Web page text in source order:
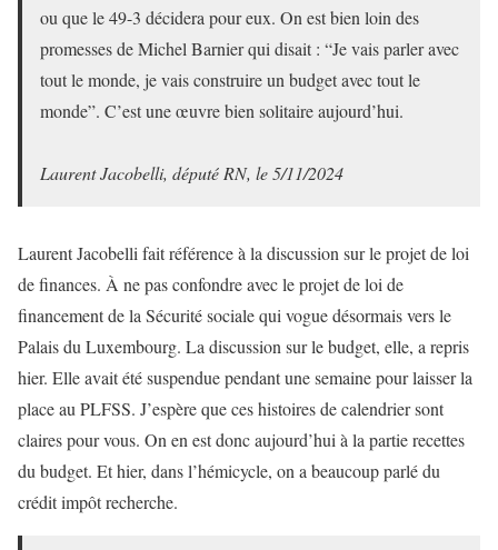
ou que le 49-3 décidera pour eux. On est bien loin des
promesses de Michel Barnier qui disait : “Je vais parler avec
tout le monde, je vais construire un budget avec tout le
monde”. C’est une œuvre bien solitaire aujourd’hui.
Laurent Jacobelli, député RN, le 5/11/2024
Laurent Jacobelli fait référence à la discussion sur le projet de loi
de finances. À ne pas confondre avec le projet de loi de
financement de la Sécurité sociale qui vogue désormais vers le
Palais du Luxembourg. La discussion sur le budget, elle, a repris
hier. Elle avait été suspendue pendant une semaine pour laisser la
place au PLFSS. J’espère que ces histoires de calendrier sont
claires pour vous. On en est donc aujourd’hui à la partie recettes
du budget. Et hier, dans l’hémicycle, on a beaucoup parlé du
crédit impôt recherche.